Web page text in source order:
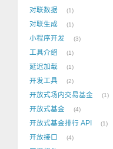
对联数据 1
对联生成 1
小程序开发 3
工具介绍 1
延迟加载 1
开发工具 2
开放式场内交易基金 1
开放式基金 4
开放式基金排行 API 1
开放接口 4